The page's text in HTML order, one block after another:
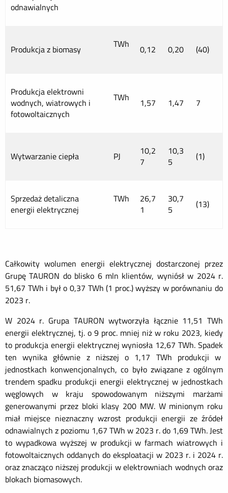
odnawialnych
Produkcja z biomasy TWh 0,12 0,20 (40)
Produkcja elektrowni
wodnych, wiatrowych i
fotowoltaicznych
TWh 1,57 1,47 7
Wytwarzanie ciepła PJ
10,2
7
10,3
5
(1)
Sprzedaż detaliczna
energii elektrycznej
TWh
26,7
1
30,7
5
(13)
Całkowity wolumen energii elektrycznej dostarczonej przez
Grupę TAURON do blisko 6 mln klientów, wyniósł w 2024 r.
51,67 TWh i był o 0,37 TWh (1 proc.) wyższy w porównaniu do
2023 r.
W 2024 r. Grupa TAURON wytworzyła łącznie 11,51 TWh
energii elektrycznej, tj. o 9 proc. mniej niż w roku 2023, kiedy
to produkcja energii elektrycznej wyniosła 12,67 TWh. Spadek
ten wynika głównie z niższej o 1,17 TWh produkcji w
jednostkach konwencjonalnych, co było związane z ogólnym
trendem spadku produkcji energii elektrycznej w jednostkach
węglowych w kraju spowodowanym niższymi marżami
generowanymi przez bloki klasy 200 MW. W minionym roku
miał miejsce nieznaczny wzrost produkcji energii ze źródeł
odnawialnych z poziomu 1,67 TWh w 2023 r. do 1,69 TWh. Jest
to wypadkowa wyższej w produkcji w farmach wiatrowych i
fotowoltaicznych oddanych do eksploatacji w 2023 r. i 2024 r.
oraz znacząco niższej produkcji w elektrowniach wodnych oraz
blokach biomasowych.